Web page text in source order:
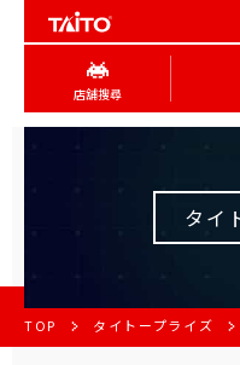
店舖搜尋
タイ
TOP タイトープライズ